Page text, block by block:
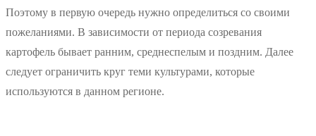
Поэтому в первую очередь нужно определиться со своими
пожеланиями. В зависимости от периода созревания
картофель бывает ранним, среднеспелым и поздним. Далее
следует ограничить круг теми культурами, которые
используются в данном регионе.